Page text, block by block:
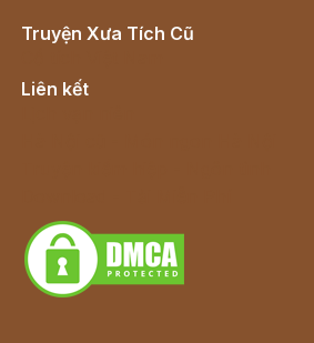
Truyện Xưa Tích Cũ
Liên kết